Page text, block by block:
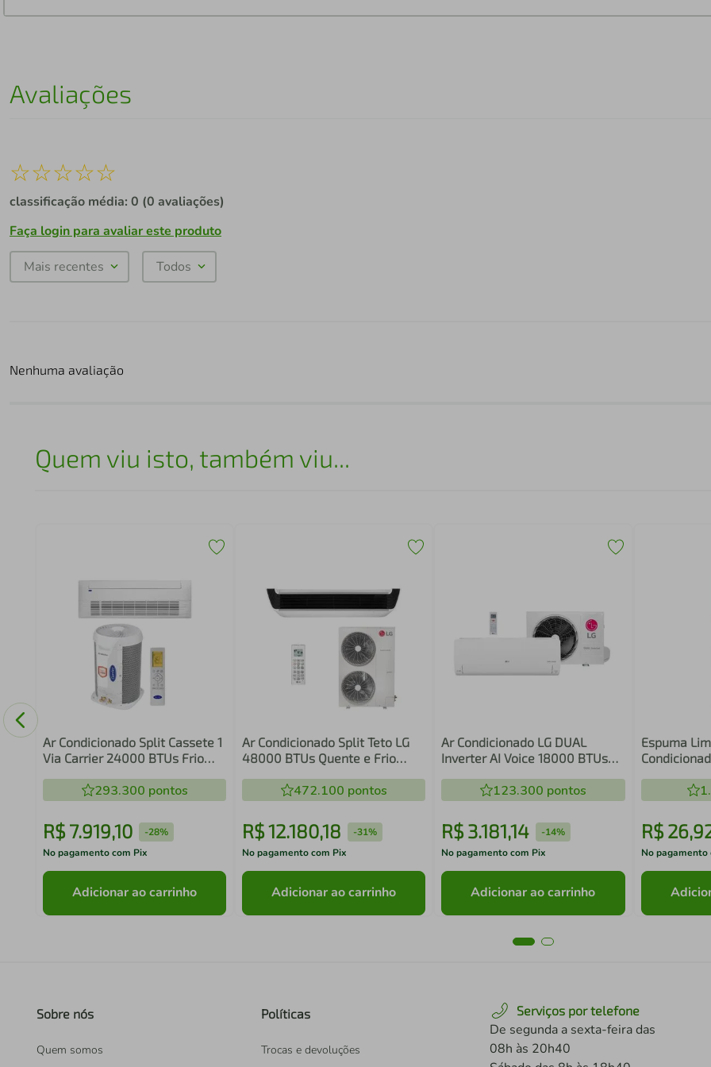
Avaliações
☆☆☆☆☆
classificação média: 0 (0 avaliações)
Faça login para avaliar este produto
Mais recentes Todos
Nenhuma avaliação
Quem viu isto, também viu...
Ar Condicionado Split Cassete 1
Via Carrier 24000 BTUs Frio
38TVCF24515MC
293.300 pontos
R$ 7.919,10 -28%
No pagamento com Pix
Adicionar ao carrinho
Ar Condicionado Split Teto LG
48000 BTUs Quente e Frio
(ZVUW48GM2AA.ANWZBR1)
472.100 pontos
R$12.180,18 -31%
No pagamento com Pix
Adicionar ao carrinho
Ar Condicionado LG DUAL
Inverter AI Voice 18000 BTUs
123.300 pontos
R$3.181,14 -14%
No pagamento com Pix
Adicionar ao carrinho
Espuma
R$ 26,
No pagamento
Sobre nós
Quem somos
Políticas
Trocas e devoluções
Serviços por telefone
De segunda a sexta-feira das
08h às 20h40